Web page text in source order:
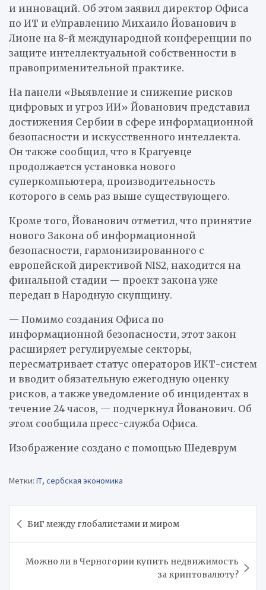
и инноваций. Об этом заявил директор Офиса
по ИТ и еУправлению Михаило Йованович в
Лионе на 8-й международной конференции по
защите интеллектуальной собственности в
правоприменительной практике.
На панели «Выявление и снижение рисков
цифровых и угроз ИИ» Йованович представил
достижения Сербии в сфере информационной
безопасности и искусственного интеллекта.
Он также сообщил, что в Крагуевце
продолжается установка нового
суперкомпьютера, производительность
которого в семь раз выше существующего.
Кроме того, Йованович отметил, что принятие
нового Закона об информационной
безопасности, гармонизированного с
европейской директивой NIS2, находится на
финальной стадии — проект закона уже
передан в Народную скупщину.
— Помимо создания Офиса по
информационной безопасности, этот закон
расширяет регулируемые секторы,
пересматривает статус операторов ИКТ-систем
и вводит обязательную ежегодную оценку
рисков, а также уведомление об инцидентах в
течение 24 часов, — подчеркнул Йованович. Об
этом сообщила пресс-служба Офиса.
Изображение создано с помощью Шедеврум
Метки: IT, сербская экономика
по БиГ между глобалистами и миром
Можно ли в Черногории купить недвижимость
за криптовалюту?